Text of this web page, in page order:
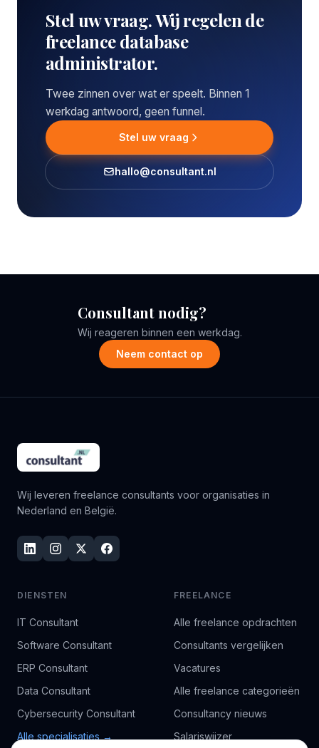
Stel uw vraag. Wij regelen de
freelance database
administrator.
Twee zinnen over wat er speelt. Binnen 1
werkdag antwoord, geen funnel.
Stel uw vraag
hallo@consultant.nl
Consultant nodig?
Wij reageren binnen een werkdag.
Neem contact op
Wij leveren freelance consultants voor organisaties in
Nederland en België.
DIENSTEN
IT Consultant
Software Consultant
ERP Consultant
Data Consultant
Cybersecurity Consultant
Alle specialisaties →
FREELANCE
Alle freelance opdrachten
Consultants vergelijken
Vacatures
Alle freelance categorieën
Consultancy nieuws
Salariswijzer